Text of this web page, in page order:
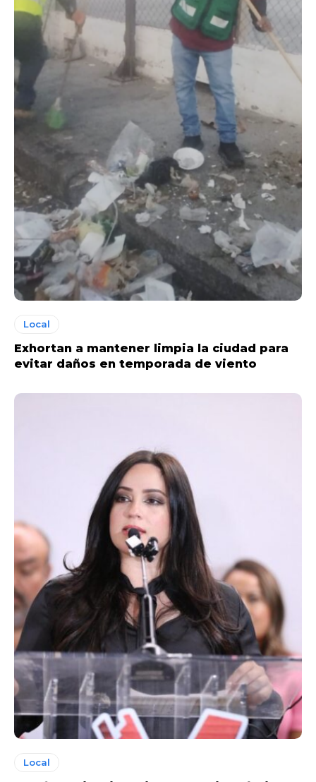
Local
Exhortan a mantener limpia la ciudad para
evitar daños en temporada de viento
Local